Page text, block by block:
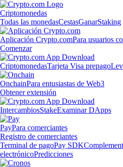
Criptomonedas
Todas las monedasCestasGanarStaking
Aplicación Crypto.comPara usuarios
Comenzar
CriptomonedasTarjeta Visa prepago
OnchainPara entusiastas de Web3
Obtener extensión
IntercambiosStakeExaminar DApps
PayPara comerciantes
Registro de comerciantes
Terminal de pagoPay SDK
electrónicoPredicciones